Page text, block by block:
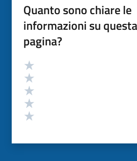
Quanto sono chiare le
informazioni su questa
pagina?
Valutazione